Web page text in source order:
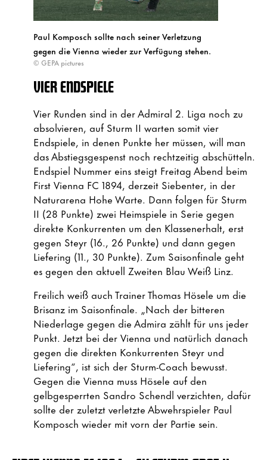
Paul Komposch sollte nach seiner Verletzung
gegen die Vienna wieder zur Verfügung stehen.
© GEPA pictures
VIER ENDSPIELE
Vier Runden sind in der Admiral 2. Liga noch zu
absolvieren, auf Sturm II warten somit vier
Endspiele, in denen Punkte her müssen, will man
das Abstiegsgespenst noch rechtzeitig abschütteln.
Endspiel Nummer eins steigt Freitag Abend beim
First Vienna FC 1894, derzeit Siebenter, in der
Naturarena Hohe Warte. Dann folgen für Sturm
II (28 Punkte) zwei Heimspiele in Serie gegen
direkte Konkurrenten um den Klassenerhalt, erst
gegen Steyr (16., 26 Punkte) und dann gegen
Liefering (11., 30 Punkte). Zum Saisonfinale geht
es gegen den aktuell Zweiten Blau Weiß Linz.
Freilich weiß auch Trainer Thomas Hösele um die
Brisanz im Saisonfinale. „Nach der bitteren
Niederlage gegen die Admira zählt für uns jeder
Punkt. Jetzt bei der Vienna und natürlich danach
gegen die direkten Konkurrenten Steyr und
Liefering“, ist sich der Sturm-Coach bewusst.
Gegen die Vienna muss Hösele auf den
gelbgesperrten Sandro Schendl verzichten, dafür
sollte der zuletzt verletzte Abwehrspieler Paul
Komposch wieder mit vorn der Partie sein.